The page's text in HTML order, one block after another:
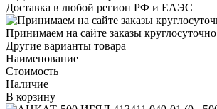
Доставка в любой регион РФ и ЕАЭС
Принимаем на сайте заказы круглосуточно
Другие варианты товара
Наименование
Стоимость
Наличие
В корзину